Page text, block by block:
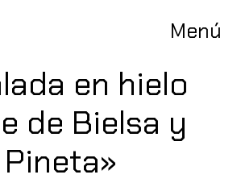
Menú
en hielo
de Bielsa y
Pineta»